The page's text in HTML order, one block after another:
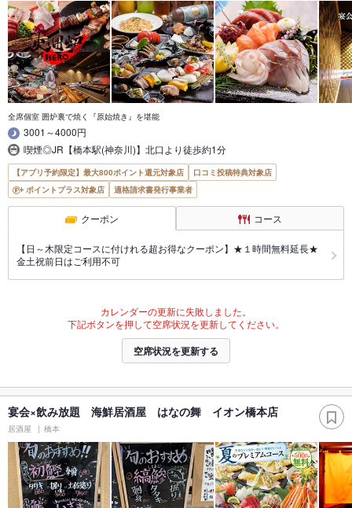
全席個室 囲炉裏で焼く『原始焼き』を堪能
3001～4000円
喫煙◎JR【橋本駅(神奈川)】北口より徒歩約1分
【アプリ予約限定】最大800ポイント還元対象店
口コミ投稿特典対象店
ポイントプラス対象店
適格請求書発行事業者
クーポン コース
【日～木限定コースに付けれる超お得なクーポン】★１時間無料延長★
金土祝前日はご利用不可
カレンダーの更新に失敗しました。
下記ボタンを押して空席状況を更新してください。
空席状況を更新する
宴会×飲み放題 海鮮居酒屋 はなの舞 イオン橋本店
居酒屋 橋本